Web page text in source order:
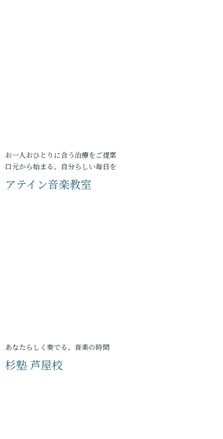
お一人おひとりに合う治療をご提案
口元から始まる、自分らしい毎日を
アテイン音楽教室
あなたらしく奏でる、音楽の時間
杉塾 芦屋校